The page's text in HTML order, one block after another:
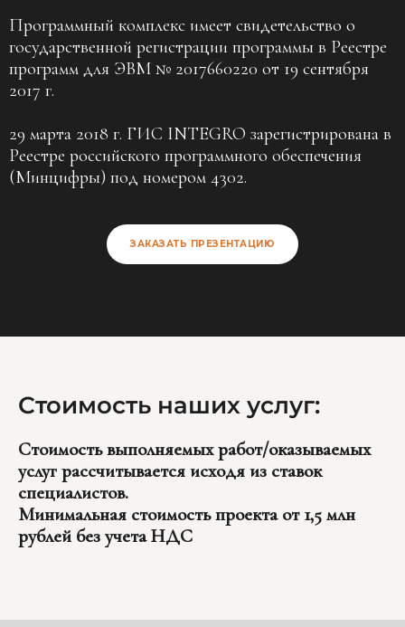
Программный комплекс имеет свидетельство о
государственной регистрации программы в Реестре
программ для ЭВМ № 2017660220 от 19 сентября
2017 г.
29 марта 2018 г. ГИС INTEGRO зарегистрирована в
Реестре российского программного обеспечения
(Минцифры) под номером 4302.
ЗАКАЗАТЬ ПРЕЗЕНТАЦИЮ
Стоимость наших услуг:
Стоимость выполняемых работ/оказываемых
услуг рассчитывается исходя из ставок
специалистов.
Минимальная стоимость проекта от 1,5 млн
рублей без учета НДС